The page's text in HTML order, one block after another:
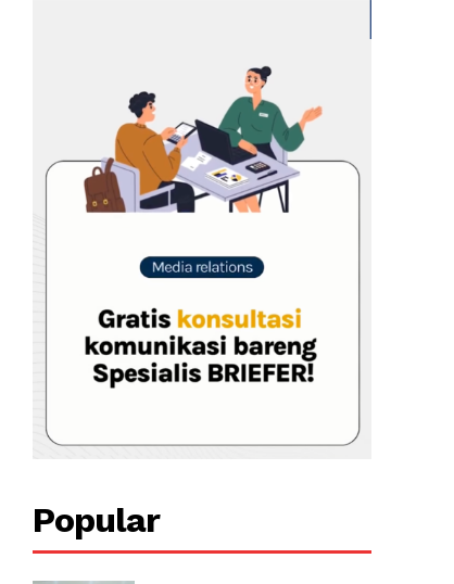
Popular